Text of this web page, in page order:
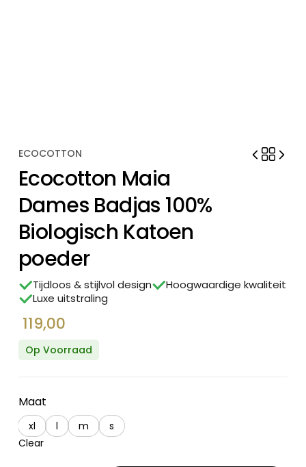
ECOCOTTON
Ecocotton Maia
Dames Badjas 100%
Biologisch Katoen
poeder
Tijdloos & stijlvol design
Hoogwaardige kwaliteit
Luxe uitstraling
119,00
Op Voorraad
Maat
xl l m
s
Clear